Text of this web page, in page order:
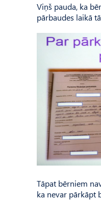
Viņš pauda, ka
pārbaudes laikā
Tāpat bērniem
ka nevar pārkāpt